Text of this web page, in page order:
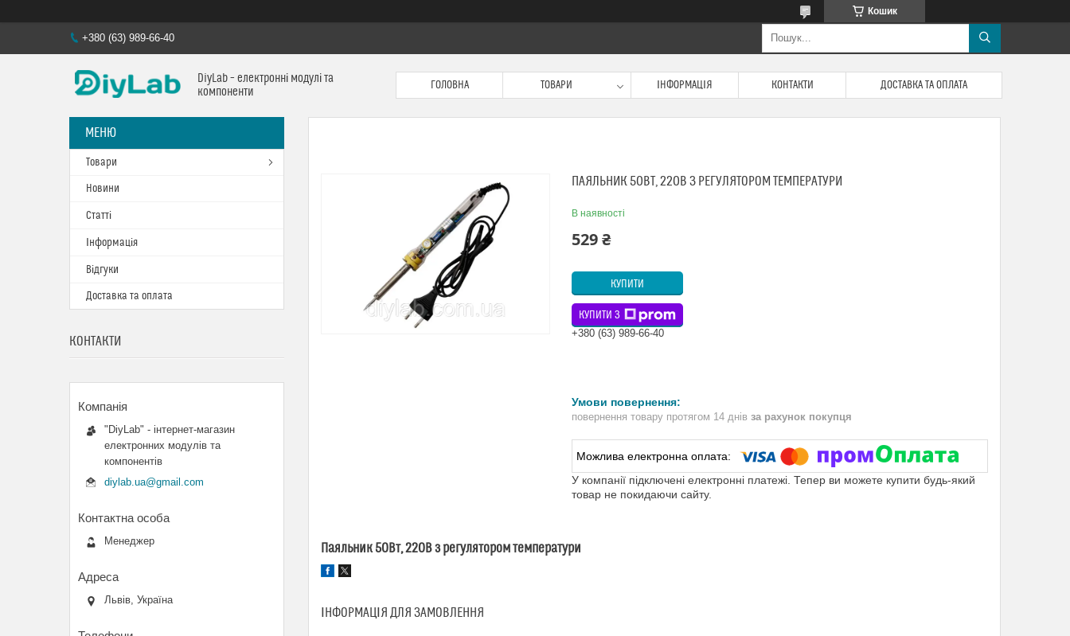
Кошик
+380 (63) 989-66-40
DiyLab – електронні модулі та
компоненти
ГОЛОВНА ТОВАРИ ІНФОРМАЦІЯ КОНТАКТИ ДОСТАВКА ТА ОПЛАТА
ПАЯЛЬНИК 50ВТ, 220В З РЕГУЛЯТОРОМ ТЕМПЕРАТУРИ
В наявності
529 ₴
КУПИТИ
КУПИТИ З
+380 (63) 989-66-40
повернення товару протягом 14 днів за рахунок покупця
У компанії підключені електронні платежі. Тепер ви можете купити будь-який
товар не покидаючи сайту.
Паяльник 50Вт, 220В з регулятором температури
ІНФОРМАЦІЯ ДЛЯ ЗАМОВЛЕННЯ
Товари
Новини
Статті
Інформація
Відгуки
Доставка та оплата
КОНТАКТИ
"DiyLab" - інтернет-магазин
електронних модулів та
компонентів
diylab.ua@gmail.com
Менеджер
Львів, Україна